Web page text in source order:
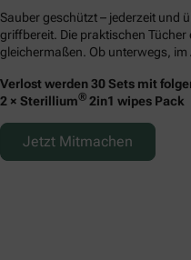
Sauber geschützt – jederzeit und
griffbereit. Die praktischen
gleichermaßen. Ob unterwegs,
Verlost werden 30 Sets mit
2 × Sterillium® 2in1 wipes Pack
Jetzt Mitmachen